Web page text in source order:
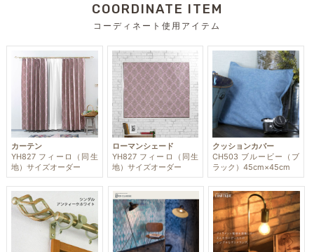
COORDINATE ITEM
コーディネート使用アイテム
カーテン
YH827 フィーロ（同生
地）サイズオーダー
ローマンシェード
YH827 フィーロ（同生
地）サイズオーダー
クッションカバー
CH503 ブルービー（ブ
ラック）45cm×45cm